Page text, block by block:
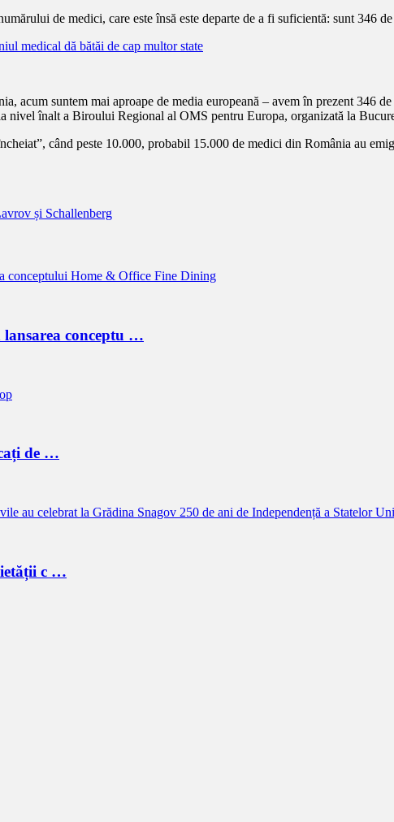
de medici, care este însă este departe de a fi suficientă: sunt 346
medical dă bătăi de cap multor state
acum suntem mai aproape de media europeană – avem în prezent 346
înalt a Biroului Regional al OMS pentru Europa, organizată la
când peste 10.000, probabil 15.000 de medici din România au
și Schallenberg
lansarea conceptu …
de …
c …